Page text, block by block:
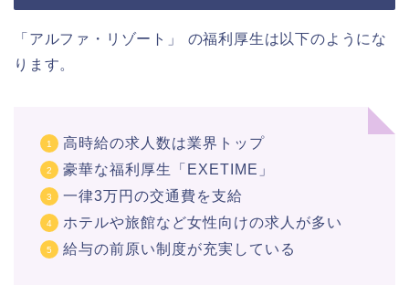
「アルファ・リゾート」 の福利厚生は以下のようにな
ります。
高時給の求人数は業界トップ
豪華な福利厚生「EXETIME」
一律3万円の交通費を支給
ホテルや旅館など女性向けの求人が多い
給与の前原い制度が充実している